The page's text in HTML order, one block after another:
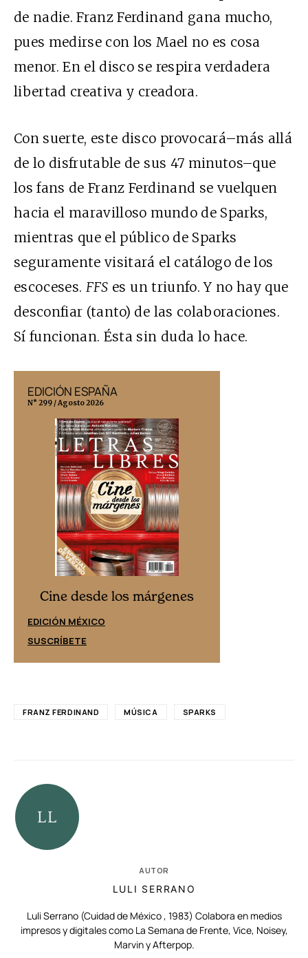
de nadie. Franz Ferdinand gana mucho,
pues medirse con los Mael no es cosa
menor. En el disco se respira verdadera
libertad creativa y creadora.
Con suerte, este disco provocará–más allá
de lo disfrutable de sus 47 minutos–que
los fans de Franz Ferdinand se vuelquen
hacia el maravilloso mundo de Sparks,
mientras que el público de Sparks
seguramente visitará el catálogo de los
escoceses. FFS es un triunfo. Y no hay que
desconfiar (tanto) de las colaboraciones.
Sí funcionan. Ésta sin duda lo hace.
EDICIÓN ESPAÑA
N° 299 / Agosto 2026
Cine desde los márgenes
EDICIÓN MÉXICO
SUSCRÍBETE
FRANZ FERDINAND MÚSICA SPARKS
AUTOR
LULI SERRANO
Luli Serrano (Cuidad de México , 1983) Colabora en medios
impresos y digitales como La Semana de Frente, Vice, Noisey,
Marvin y Afterpop.